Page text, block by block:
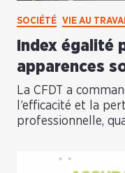
SOCIÉTÉ VIE AU
Index égalité
apparences
La CFDT a
l’efficacité et la
professionnelle,